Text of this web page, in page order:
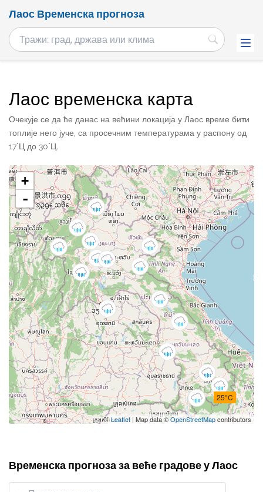
Лаос Временска прогноза
Лаос временска карта
Очекује се да ће данас на већини локација у Лаос време бити
топлије него јуче, са просечним температурама у распону од
17°Ц до 30°Ц.
25°C
+
-
Leaflet | Map data ©OpenStreetMapcontributors
Временска прогноза за веће градове у Лаос